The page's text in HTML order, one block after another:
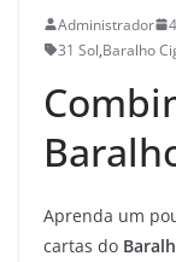
Administrador
31 Sol,Baralho
Aprenda um
cartas do